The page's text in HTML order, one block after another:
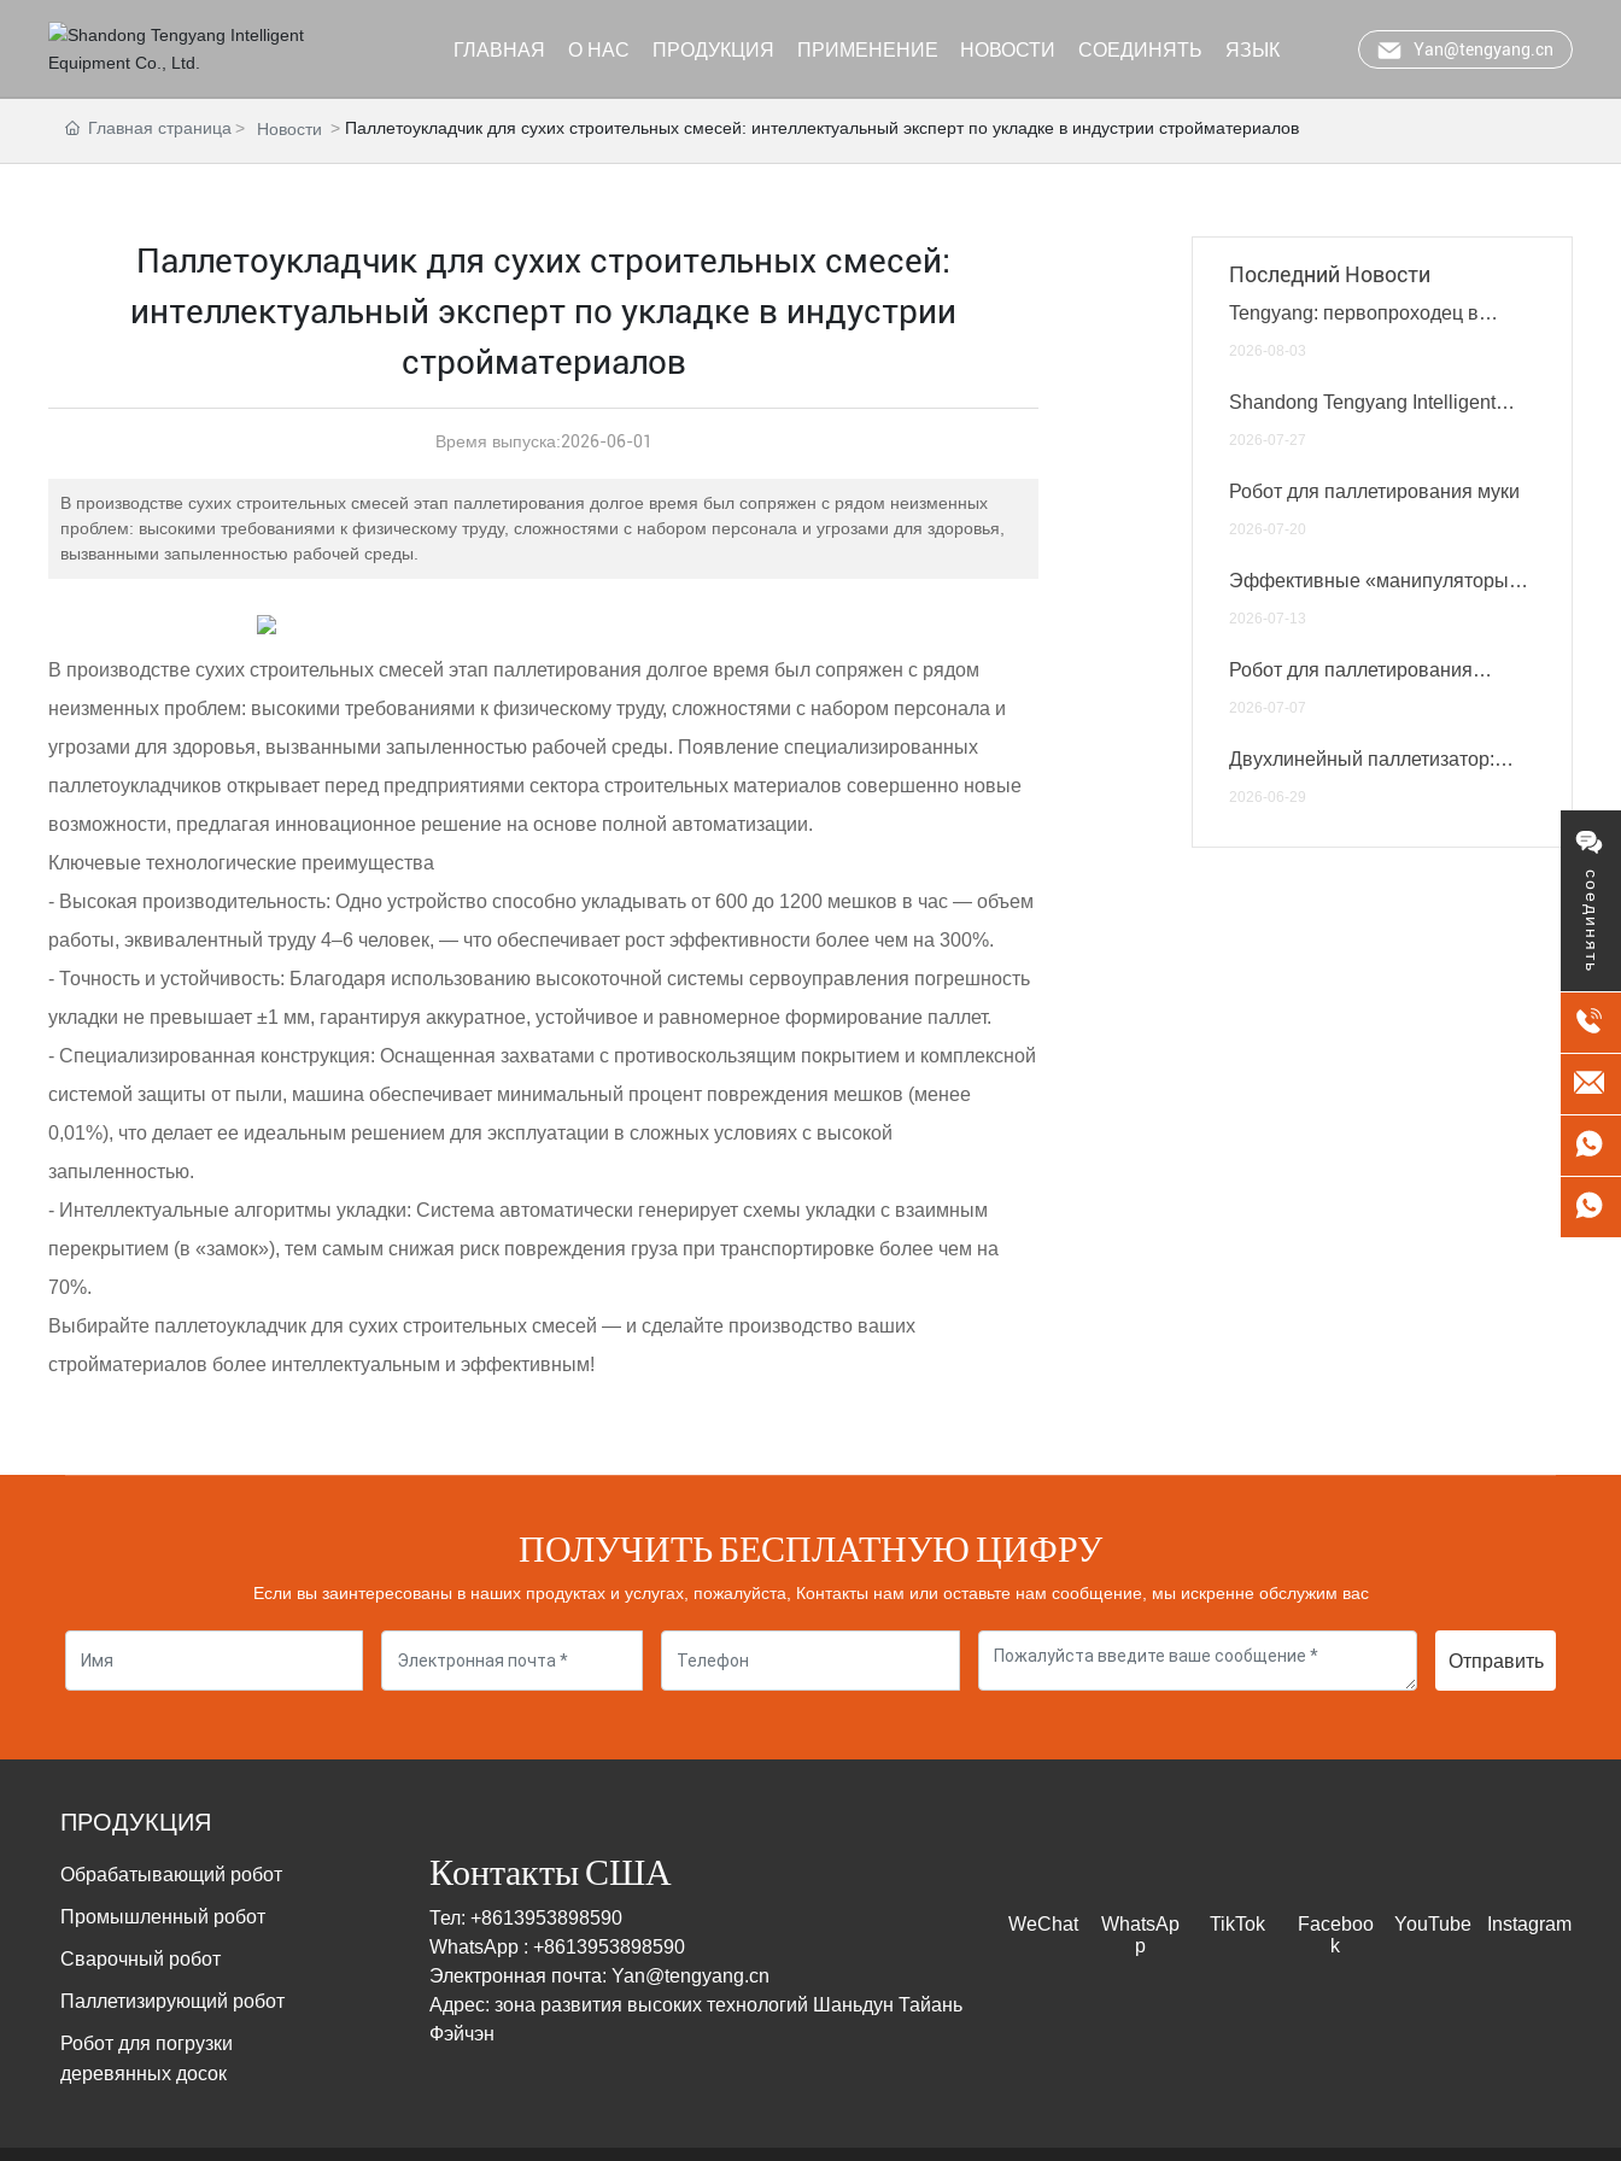
ГЛАВНАЯ О НАС ПРОДУКЦИЯ ПРИМЕНЕНИЕ НОВОСТИ СОЕДИНЯТЬ ЯЗЫК Yan@tengyang.cn
Главная страница Новости Паллетоукладчик для сухих строительных смесей: интеллектуальный эксперт по укладке в индустрии стройматериалов
Паллетоукладчик для сухих строительных смесей:
интеллектуальный эксперт по укладке в индустрии
стройматериалов
Время выпуска:2026-06-01
В производстве сухих строительных смесей этап паллетирования долгое время был сопряжен с рядом неизменных
проблем: высокими требованиями к физическому труду, сложностями с набором персонала и угрозами для здоровья,
вызванными запыленностью рабочей среды.
В производстве сухих строительных смесей этап паллетирования долгое время был сопряжен с рядом
неизменных проблем: высокими требованиями к физическому труду, сложностями с набором персонала и
угрозами для здоровья, вызванными запыленностью рабочей среды. Появление специализированных
паллетоукладчиков открывает перед предприятиями сектора строительных материалов совершенно новые
возможности, предлагая инновационное решение на основе полной автоматизации.
Ключевые технологические преимущества
- Высокая производительность: Одно устройство способно укладывать от 600 до 1200 мешков в час — объем
работы, эквивалентный труду 4–6 человек, — что обеспечивает рост эффективности более чем на 300%.
- Точность и устойчивость: Благодаря использованию высокоточной системы сервоуправления погрешность
укладки не превышает ±1 мм, гарантируя аккуратное, устойчивое и равномерное формирование паллет.
- Специализированная конструкция: Оснащенная захватами с противоскользящим покрытием и комплексной
системой защиты от пыли, машина обеспечивает минимальный процент повреждения мешков (менее
0,01%), что делает ее идеальным решением для эксплуатации в сложных условиях с высокой
запыленностью.
- Интеллектуальные алгоритмы укладки: Система автоматически генерирует схемы укладки с взаимным
перекрытием (в «замок»), тем самым снижая риск повреждения груза при транспортировке более чем на
70%.
Выбирайте паллетоукладчик для сухих строительных смесей — и сделайте производство ваших
стройматериалов более интеллектуальным и эффективным!
Последний Новости
Tengyang: первопроходец в
сфере производства роботов-
2026-08-03
Shandong Tengyang Intelligent
Equipment Co., Ltd.: Лучший
паллетайзеров
2026-07-27
Робот для паллетирования муки
2026-07-20
Эффективные «манипуляторы
материалов» на умных заводах
2026-07-13
Робот для паллетирования
комплексных удобрений
2026-07-07
Двухлинейный паллетизатор:
удвоение эффективности
2026-06-29
ПОЛУЧИТЬ БЕСПЛАТНУЮ ЦИФРУ
Если вы заинтересованы в наших продуктах и услугах, пожалуйста, Контакты нам или оставьте нам сообщение, мы искренне обслужим вас
Отправить
ПРОДУКЦИЯ
Обрабатывающий робот
Промышленный робот
Сварочный робот
Паллетизирующий робот
Робот для погрузки
деревянных досок
Контакты США
Тел: +8613953898590
WhatsApp : +8613953898590
Электронная почта: Yan@tengyang.cn
Адрес: зона развития высоких технологий Шаньдун Тайань
Фэйчэн
WeChat
WhatsAp
p
TikTok
Faceboo
k
YouTube Instagram
соединять